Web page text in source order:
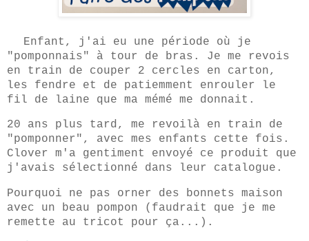
Enfant, j'ai eu une période où je
"pomponnais" à tour de bras. Je me revois
en train de couper 2 cercles en carton,
les fendre et de patiemment enrouler le
fil de laine que ma mémé me donnait.
20 ans plus tard, me revoilà en train de
"pomponner", avec mes enfants cette fois.
Clover m'a gentiment envoyé ce produit que
j'avais sélectionné dans leur catalogue.
Pourquoi ne pas orner des bonnets maison
avec un beau pompon (faudrait que je me
remette au tricot pour ça...).